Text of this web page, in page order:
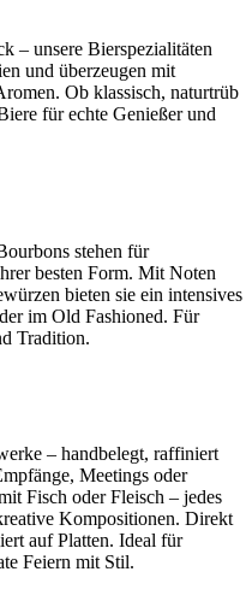
– unsere Bierspezialitäten
und überzeugen mit
Ob klassisch, naturtrüb
für echte Genießer und
stehen für
besten Form. Mit Noten
bieten sie ein intensives
im Old Fashioned. Für
Tradition.
– handbelegt, raffiniert
Meetings oder
Fisch oder Fleisch – jedes
Kompositionen. Direkt
auf Platten. Ideal für
Feiern mit Stil.